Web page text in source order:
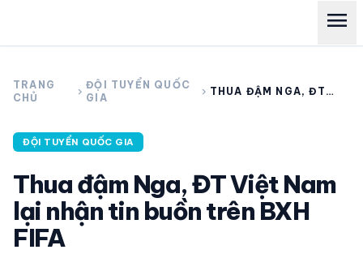
menu
search
CÁC GIẢI NGOẠI HẠNG
THỂ THAO TRONG NƯỚC expand_more
THỂ THAO
TRANG
CHỦ
chevron_right
ĐỘI TUYỂN QUỐC
GIA
chevron_right THUA ĐẬM NGA, ĐT
ĐỘI TUYỂN QUỐC GIA
Thua đậm Nga, ĐT Việt Nam
lại nhận tin buồn trên BXH
FIFA